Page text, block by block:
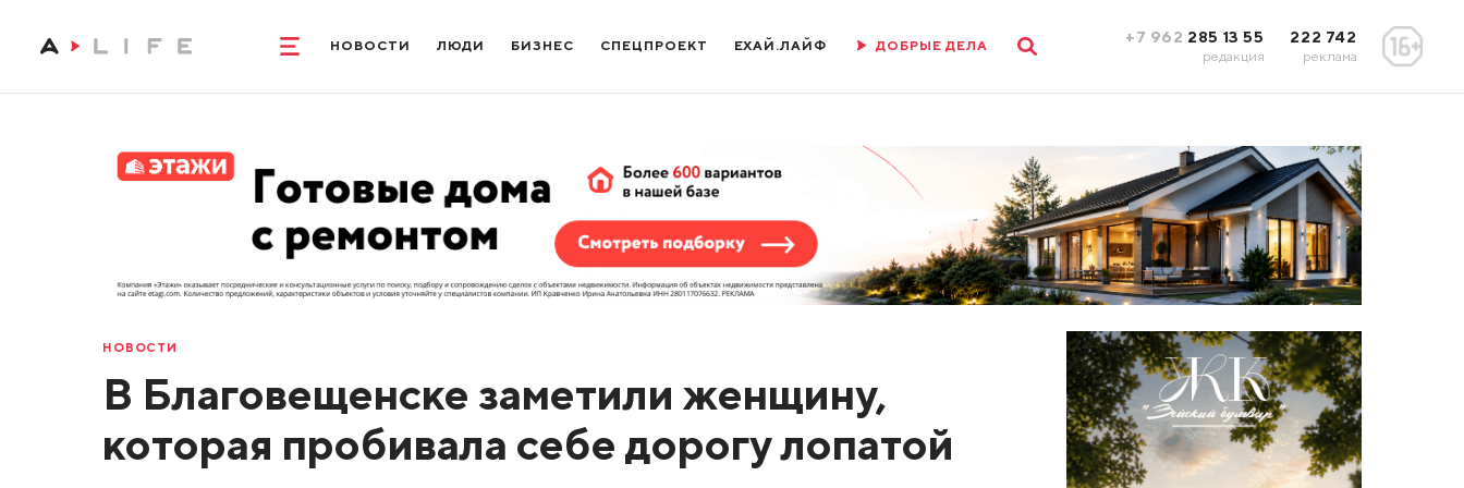
НОВОСТИ ЛЮДИ БИЗНЕС СПЕЦПРОЕКТ ЕХАЙ.ЛАЙФ ДОБРЫЕ ДЕЛА +7 962 285 13 55
редакция
222 742
реклама
НОВОСТИ
В Благовещенске заметили женщину,
которая пробивала себе дорогу лопатой